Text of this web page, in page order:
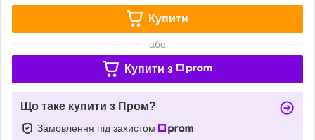
Купити
або
Купити з
Що таке купити з Пром?
Замовлення під захистом